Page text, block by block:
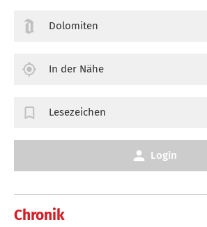
Chronik
Dolomiten
In der Nähe
Lesezeichen
Login